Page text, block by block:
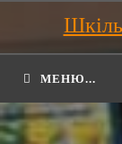
МЕНЮ...